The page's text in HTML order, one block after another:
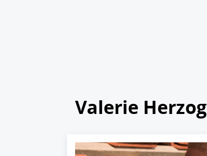
Valerie Herzog